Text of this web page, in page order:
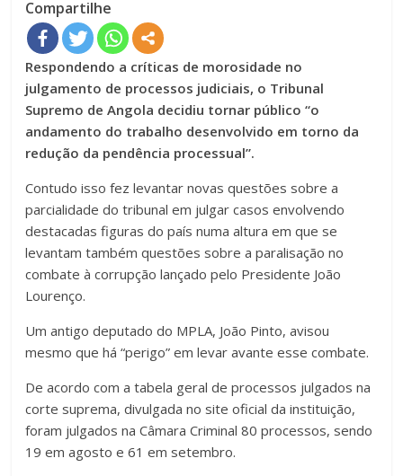
Compartilhe
Respondendo a críticas de morosidade no
julgamento de processos judiciais, o Tribunal
Supremo de Angola decidiu tornar público “o
andamento do trabalho desenvolvido em torno da
redução da pendência processual”.
Contudo isso fez levantar novas questões sobre a
parcialidade do tribunal em julgar casos envolvendo
destacadas figuras do país numa altura em que se
levantam também questões sobre a paralisação no
combate à corrupção lançado pelo Presidente João
Lourenço.
Um antigo deputado do MPLA, João Pinto, avisou
mesmo que há “perigo” em levar avante esse combate.
De acordo com a tabela geral de processos julgados na
corte suprema, divulgada no site oficial da instituição,
foram julgados na Câmara Criminal 80 processos, sendo
19 em agosto e 61 em setembro.